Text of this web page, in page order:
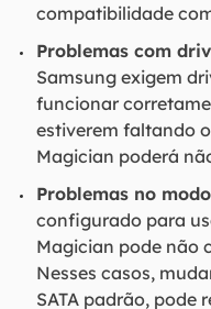
compatibilidade
Problemas com
Samsung exigem
funcionar
estiverem faltando
Magician poderá
Problemas no
configurado para
Magician pode não
Nesses casos,
SATA padrão, pode